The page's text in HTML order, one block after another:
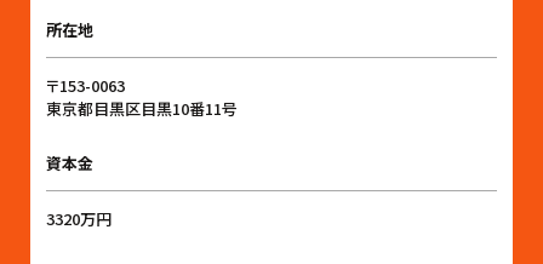
所在地
〒153-0063
東京都目黒区目黒10番11号
資本金
3320万円